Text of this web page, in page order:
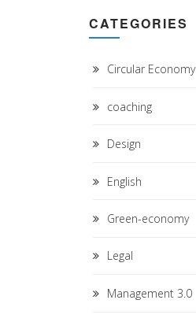
CATEGORIES
Circular Economy
coaching
Design
English
Green-economy
Legal
Management 3.0